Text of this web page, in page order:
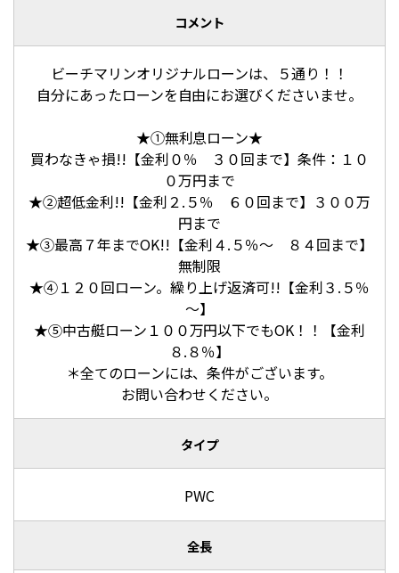
コメント
ビーチマリンオリジナルローンは、５通り！！
自分にあったローンを自由にお選びくださいませ。
★①無利息ローン★
買わなきゃ損!!【金利０％ ３０回まで】条件：１０
０万円まで
★②超低金利!!【金利２.５％ ６０回まで】３００万
円まで
★③最高７年までOK!!【金利４.５％～ ８４回まで】
無制限
★④１２０回ローン。繰り上げ返済可!!【金利３.５％
～】
★⑤中古艇ローン１００万円以下でもOK！！【金利
８.８％】
＊全てのローンには、条件がございます。
お問い合わせください。
タイプ
PWC
全長